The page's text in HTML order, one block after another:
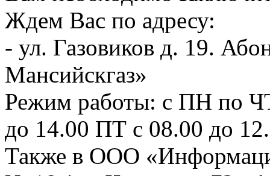
Ждем Вас по адресу:
- ул. Газовиков д. 19.
Мансийскгаз»
Режим работы: с ПН по
до 14.00 ПТ с 08.00 до
Также в ООО